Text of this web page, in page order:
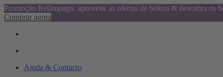
Promoção Relâmpago: aproveite as ofertas de beleza & descubra os
Comprar agora
Ajuda & Contacto